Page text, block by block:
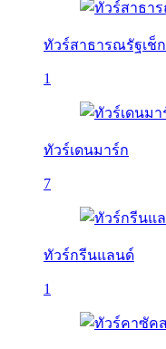
ทัวร์สาธารณรัฐเช็ก
1
ทัวร์เดนมาร์ก
7
ทัวร์กรีนแลนด์
1